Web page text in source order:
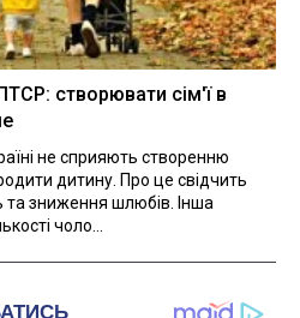
створювати сім'ї в
не сприяють створенню
дитину. Про це свідчить
та зниження шлюбів. Інша
чоло...